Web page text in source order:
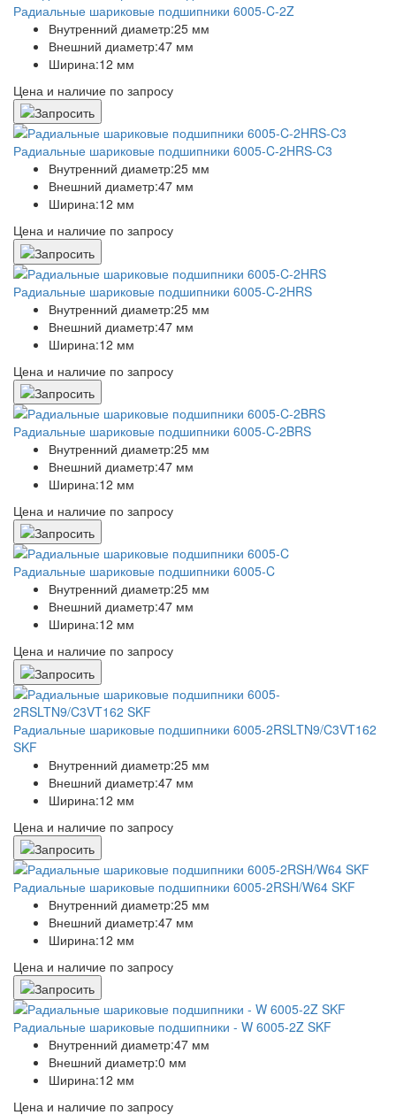
Радиальные шариковые подшипники 6005-C-2Z
Внутренний диаметр:25 мм
Внешний диаметр:47 мм
Ширина:12 мм
Цена и наличие по запросу
Радиальные шариковые подшипники 6005-C-2HRS-C3
Внутренний диаметр:25 мм
Внешний диаметр:47 мм
Ширина:12 мм
Цена и наличие по запросу
Радиальные шариковые подшипники 6005-C-2HRS
Внутренний диаметр:25 мм
Внешний диаметр:47 мм
Ширина:12 мм
Цена и наличие по запросу
Радиальные шариковые подшипники 6005-C-2BRS
Внутренний диаметр:25 мм
Внешний диаметр:47 мм
Ширина:12 мм
Цена и наличие по запросу
Радиальные шариковые подшипники 6005-C
Внутренний диаметр:25 мм
Внешний диаметр:47 мм
Ширина:12 мм
Цена и наличие по запросу
Радиальные шариковые подшипники 6005-2RSLTN9/C3VT162
SKF
Внутренний диаметр:25 мм
Внешний диаметр:47 мм
Ширина:12 мм
Цена и наличие по запросу
Радиальные шариковые подшипники 6005-2RSH/W64 SKF
Внутренний диаметр:25 мм
Внешний диаметр:47 мм
Ширина:12 мм
Цена и наличие по запросу
Радиальные шариковые подшипники - W 6005-2Z SKF
Внутренний диаметр:47 мм
Внешний диаметр:0 мм
Ширина:12 мм
Цена и наличие по запросу